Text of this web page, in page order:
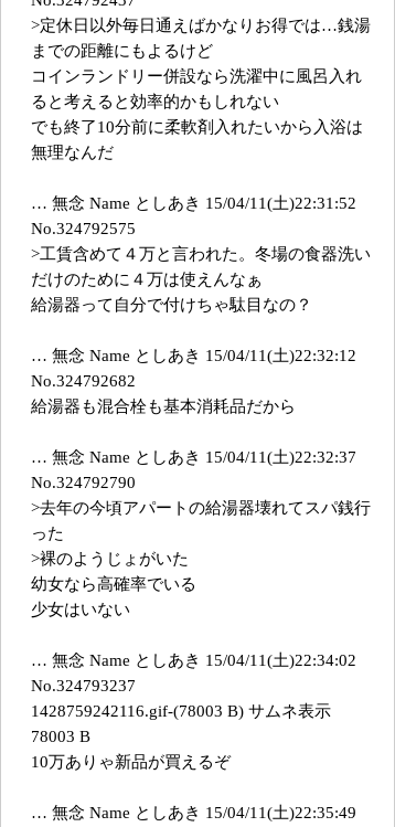
>定休日以外毎日通えばかなりお得では…銭湯
までの距離にもよるけど
コインランドリー併設なら洗濯中に風呂入れ
ると考えると効率的かもしれない
でも終了10分前に柔軟剤入れたいから入浴は
無理なんだ
… 無念 Name としあき 15/04/11(土)22:31:52
No.324792575
>工賃含めて４万と言われた。冬場の食器洗い
だけのために４万は使えんなぁ
給湯器って自分で付けちゃ駄目なの？
… 無念 Name としあき 15/04/11(土)22:32:12
No.324792682
給湯器も混合栓も基本消耗品だから
… 無念 Name としあき 15/04/11(土)22:32:37
No.324792790
>去年の今頃アパートの給湯器壊れてスパ銭行
った
>裸のようじょがいた
幼女なら高確率でいる
少女はいない
… 無念 Name としあき 15/04/11(土)22:34:02
No.324793237
1428759242116.gif-(78003 B) サムネ表示
78003 B
10万ありゃ新品が買えるぞ
… 無念 Name としあき 15/04/11(土)22:35:49